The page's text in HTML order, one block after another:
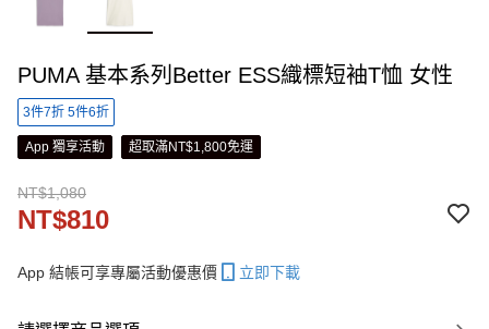
PUMA 基本系列Better ESS織標短袖T恤 女性
3件7折 5件6折
App 獨享活動 超取滿NT$1,800免運
NT$1,080
NT$810
App 結帳可享專屬活動優惠價 立即下載